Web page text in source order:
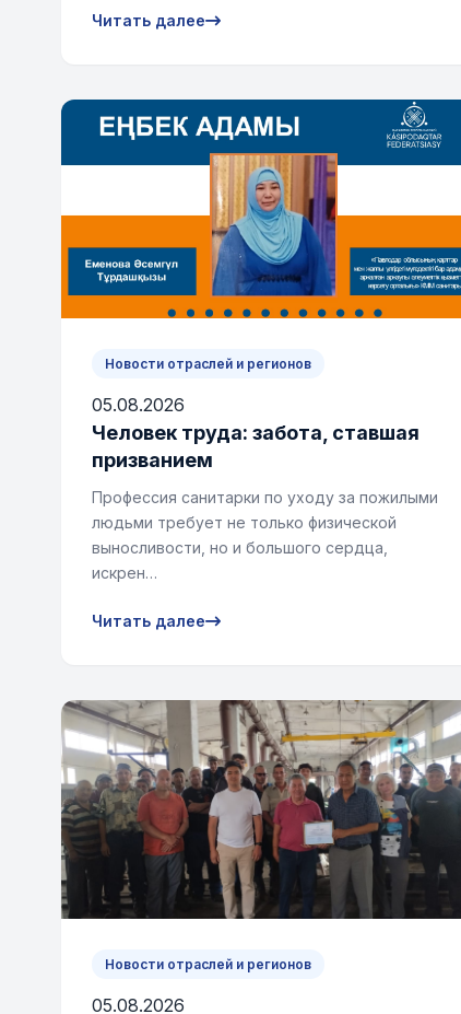
Читать далее
Новости отраслей и регионов
05.08.2026
Человек труда: забота, ставшая
призванием
Профессия санитарки по уходу за пожилыми
людьми требует не только физической
выносливости, но и большого сердца,
искрен…
Читать далее
Новости отраслей и регионов
05.08.2026